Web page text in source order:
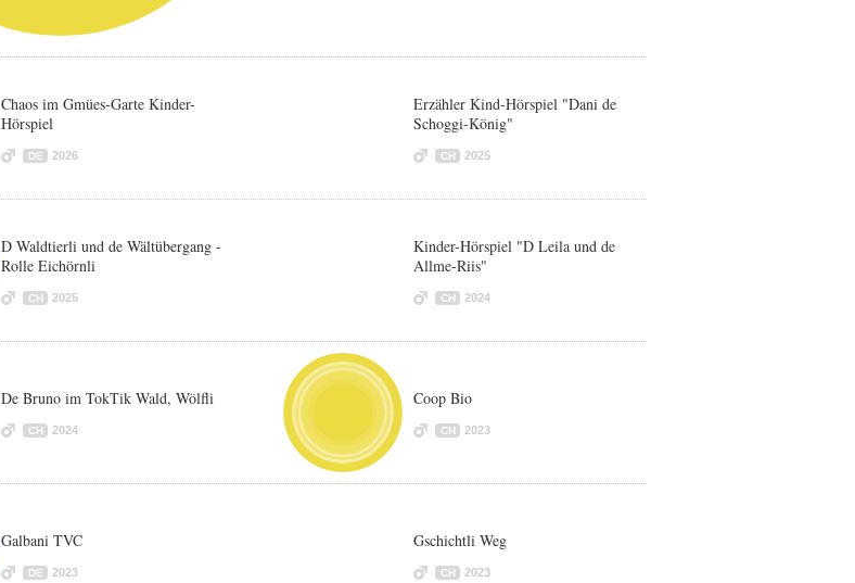
Chaos im Gmües-Garte Kinder-
Hörspiel
DE 2026
Erzähler Kind-Hörspiel "Dani de
Schoggi-König"
CH 2025
D Waldtierli und de Wältübergang -
Rolle Eichörnli
CH 2025
Kinder-Hörspiel "D Leila und de
Allme-Riis"
CH 2024
De Bruno im TokTik Wald, Wölfli
CH 2024
Coop Bio
CH 2023
Galbani TVC
DE 2023
Gschichtli Weg
CH 2023